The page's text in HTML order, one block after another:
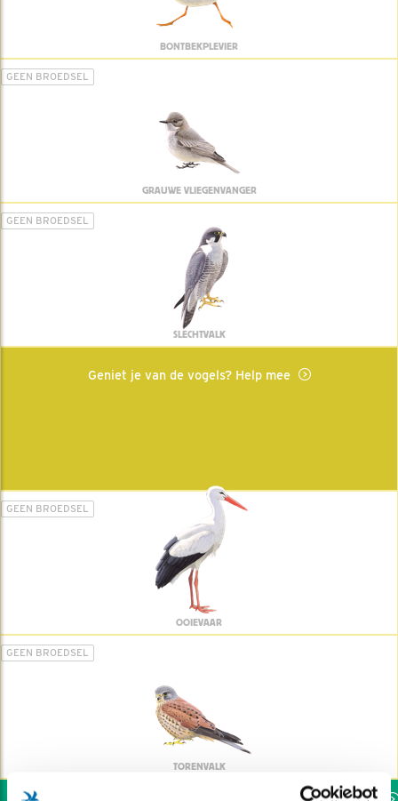
BONTBEKPLEVIER
GEEN BROEDSEL
GRAUWE VLIEGENVANGER
GEEN BROEDSEL
SLECHTVALK
Geniet je van de vogels? Help mee
GEEN BROEDSEL
OOIEVAAR
GEEN BROEDSEL
TORENVALK